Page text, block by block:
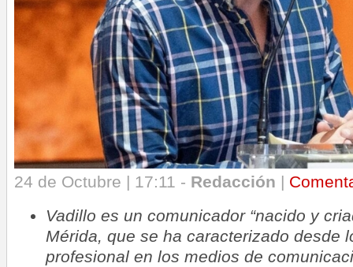
24 de Octubre | 17:11 - Redacción |
Vadillo es un comunicador “nacido y
Mérida, que se ha caracterizado desde
profesional en los medios de